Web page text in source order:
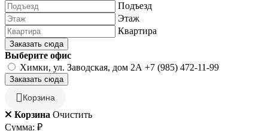
Подъезд
Этаж
Квартира
Заказать сюда
Выберите офис
Химки, ул. Заводская, дом 2А +7 (985) 472-11-99
Заказать сюда
Корзина
Корзина Очистить
Сумма: ₽